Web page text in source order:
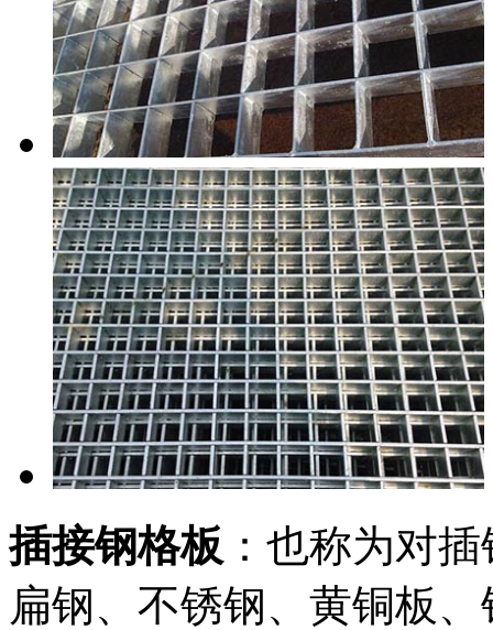
插接钢格板 ：也称为对
扁钢、不锈钢、黄铜板